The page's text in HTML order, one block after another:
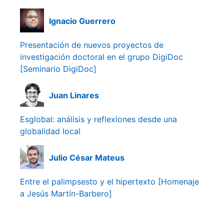
Ignacio Guerrero
Presentación de nuevos proyectos de
investigación doctoral en el grupo DigiDoc
[Seminario DigiDoc]
Juan Linares
Esglobal: análisis y reflexiones desde una
globalidad local
Julio César Mateus
Entre el palimpsesto y el hipertexto [Homenaje
a Jesús Martín-Barbero]